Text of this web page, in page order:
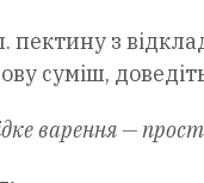
пектину з
суміш,
варення —